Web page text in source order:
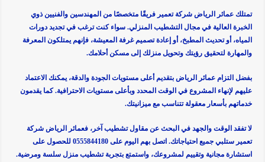
تمتلك عمائر الرياض شركة تعمير فريقًا متخصصًا من المهندسين والفنيين ذوي
الخبرة العالية في مجال التشطيب المنزلي. سواء كنت ترغب في تجديد دورات
المياه، أو تحديث المطبخ، أو إعادة تصميم غرفة المعيشة، فإنهم يمتلكون المعرفة
والمهارة لتحقيق رؤيتك وتحويل منزلك إلى مسكن أحلامك.
بفضل التزام عمائر الرياض بتقديم أعلى مستويات الجودة والدقة، يمكنك الاعتماد
عليهم لإنهاء المشروع في الوقت المحدد وبأعلى مستويات الاحترافية. كما يقدمون
خدماتهم بأسعار معقولة تتناسب مع ميزانيتك.
لا تفقد الوقت والجهد في البحث عن مقاول تشطيب آخر، فعمائر الرياض شركة
تعمير ستلبي جميع احتياجاتك. اتصل بهم اليوم على 0555844180 للحصول على
استشارة مجانية وتقييم لمشروعك، واستمتع بتجربة تشطيب منزل سلسة ومرضية.